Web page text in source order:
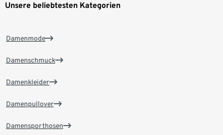
Unsere beliebtesten Kategorien
Damenmode
Damenschmuck
Damenkleider
Damenpullover
Damensporthosen